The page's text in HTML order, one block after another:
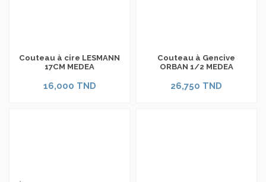
Couteau à cire LESMANN
17CM MEDEA
16,000 TND
Couteau à Gencive
ORBAN 1/2 MEDEA
26,750 TND